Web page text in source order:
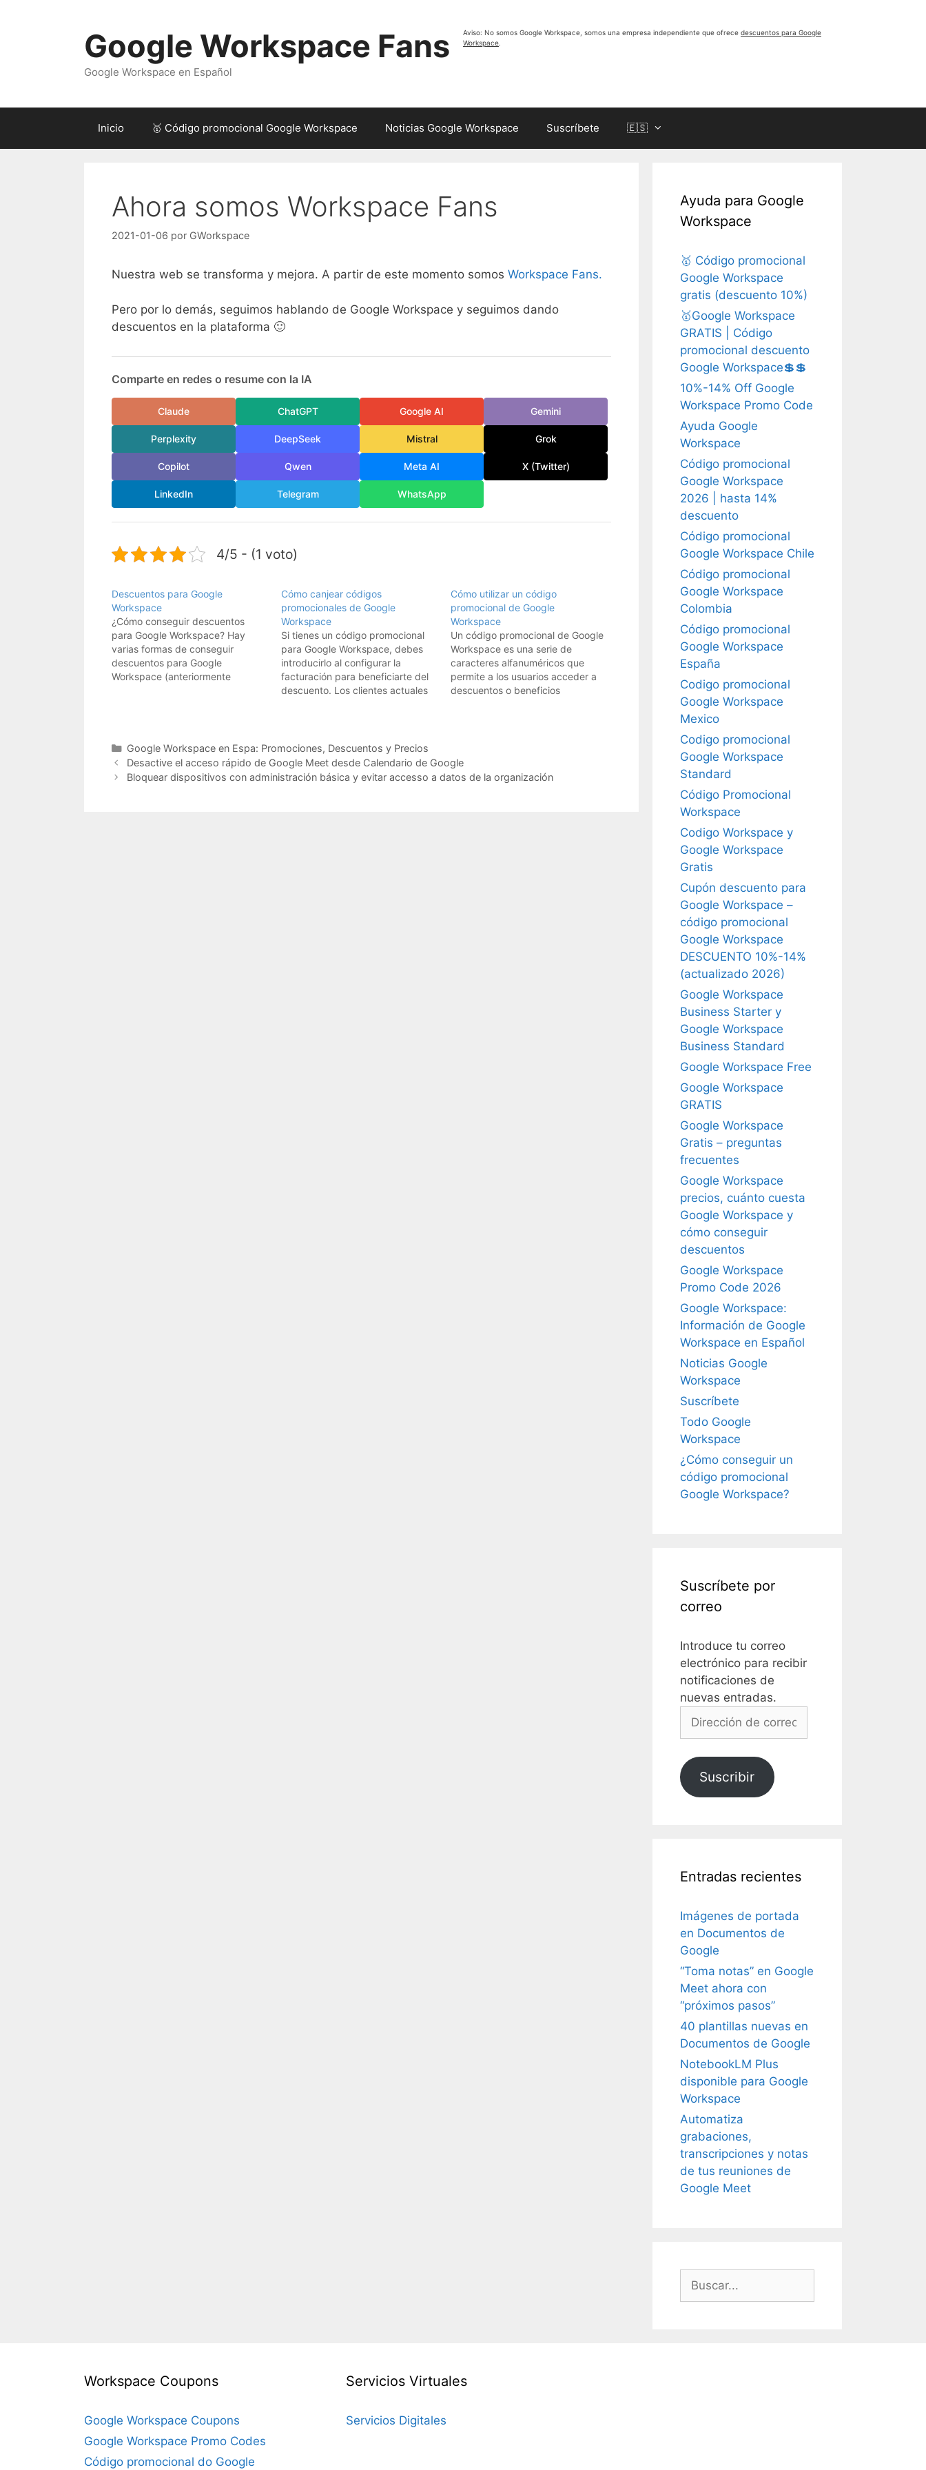
Aviso: No somos Google Workspace, somos una empresa independiente que ofrece descuentos para Google
Workspace
Google Workspace Fans
Google Workspace en Español
Inicio 🥇 Código promocional Google Workspace Noticias Google Workspace Suscríbete 🇪🇸
Ahora somos Workspace Fans
2021-01-06 por GWorkspace
Nuestra web se transforma y mejora. A partir de este momento somos Workspace Fans.
Pero por lo demás, seguimos hablando de Google Workspace y seguimos dando
descuentos en la plataforma 🙂
Comparte en redes o resume con la IA
Claude ChatGPT Google AI Gemini
Perplexity DeepSeek Mistral Grok
Copilot Qwen Meta AI X (Twitter)
LinkedIn Telegram WhatsApp
4/5 - (1 voto)
Descuentos para Google
Workspace
¿Cómo conseguir descuentos
para Google Workspace? Hay
varias formas de conseguir
descuentos para Google
Workspace (anteriormente
planes de precios para Google
Workspace, dependiendo de tus
necesidades y el tamaño de tu
organización. Asegúrate…
Cómo canjear códigos
promocionales de Google
Workspace
Si tienes un código promocional
para Google Workspace, debes
introducirlo al configurar la
facturación para beneficiarte del
descuento. Los clientes actuales
caso, hay que canjear el código
durante el proceso de cambio de
plan. Pasos para canjear…
Cómo utilizar un código
promocional de Google
Workspace
Un código promocional de Google
Workspace es una serie de
caracteres alfanuméricos que
permite a los usuarios acceder a
descuentos o beneficios
utilizada por Google para atraer
nuevos clientes y fomentar la
adopción de…
Categorías
Google Workspace en Espa: Promociones, Descuentos y Precios
Desactive el acceso rápido de Google Meet desde Calendario de Google
Bloquear dispositivos con administración básica y evitar accesso a datos de la organización
Ayuda para Google
Workspace
🥇 Código promocional
Google Workspace
gratis (descuento 10%)
🥇Google Workspace
GRATIS | Código
promocional descuento
Google Workspace💲💲
10%-14% Off Google
Workspace Promo Code
Ayuda Google
Workspace
Código promocional
Google Workspace
2026 | hasta 14%
descuento
Código promocional
Google Workspace Chile
Código promocional
Google Workspace
Colombia
Código promocional
Google Workspace
España
Codigo promocional
Google Workspace
Mexico
Codigo promocional
Google Workspace
Standard
Código Promocional
Workspace
Codigo Workspace y
Google Workspace
Gratis
Cupón descuento para
Google Workspace –
código promocional
Google Workspace
DESCUENTO 10%-14%
(actualizado 2026)
Google Workspace
Business Starter y
Google Workspace
Business Standard
Google Workspace Free
Google Workspace
GRATIS
Google Workspace
Gratis – preguntas
frecuentes
Google Workspace
precios, cuánto cuesta
Google Workspace y
cómo conseguir
descuentos
Google Workspace
Promo Code 2026
Google Workspace:
Información de Google
Workspace en Español
Noticias Google
Workspace
Suscríbete
Todo Google
Workspace
¿Cómo conseguir un
código promocional
Google Workspace?
Suscríbete por
correo
Introduce tu correo
electrónico para recibir
notificaciones de
nuevas entradas.
Dirección
electrónico
Suscribir
Entradas recientes
Imágenes de portada
en Documentos de
Google
“Toma notas” en Google
Meet ahora con
“próximos pasos”
40 plantillas nuevas en
Documentos de Google
NotebookLM Plus
disponible para Google
Workspace
Automatiza
grabaciones,
transcripciones y notas
de tus reuniones de
Google Meet
Buscar:
Workspace Coupons
Google Workspace Coupons
Google Workspace Promo Codes
Código promocional do Google
Servicios Virtuales
Servicios Digitales